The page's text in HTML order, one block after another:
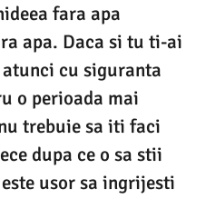
fara apa
apa. Daca si tu ti-ai
cu siguranta
o perioada mai
trebuie sa iti faci
dupa ce o sa stii
usor sa ingrijesti